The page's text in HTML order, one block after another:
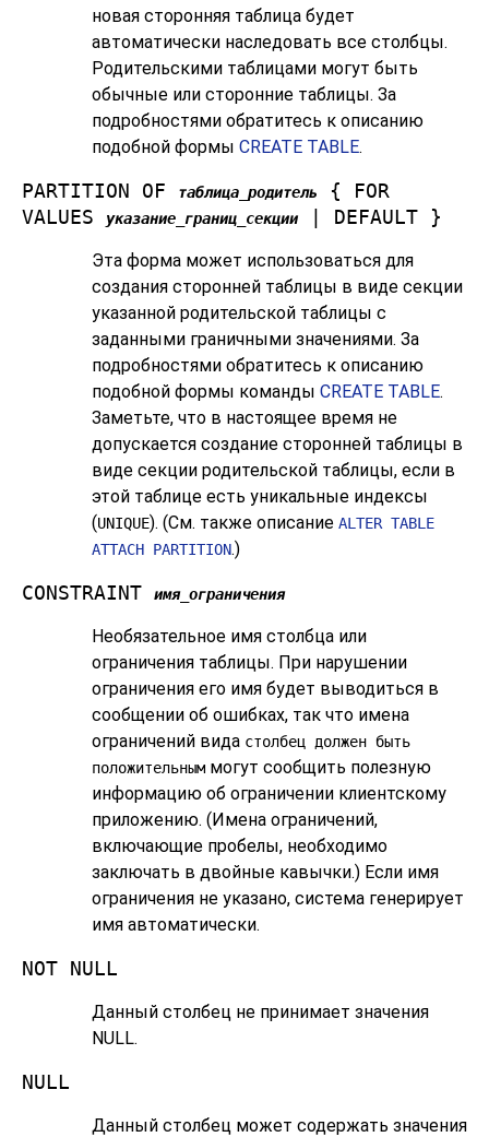
новая сторонняя таблица будет
автоматически наследовать все столбцы.
Родительскими таблицами могут быть
обычные или сторонние таблицы. За
подробностями обратитесь к описанию
подобной формы CREATE TABLE.
PARTITION OF таблица_родитель
{ FOR
VALUES
указание_границ_секции | DEFAULT }
Эта форма может использоваться для
создания сторонней таблицы в виде секции
указанной родительской таблицы с
заданными граничными значениями. За
подробностями обратитесь к описанию
подобной формы команды CREATE TABLE.
Заметьте, что в настоящее время не
допускается создание сторонней таблицы в
виде секции родительской таблицы, если в
этой таблице есть уникальные индексы
(UNIQUE). (См. также описание ALTER TABLE
ATTACH PARTITION.)
CONSTRAINT имя_ограничения
Необязательное имя столбца или
ограничения таблицы. При нарушении
ограничения его имя будет выводиться в
сообщении об ошибках, так что имена
ограничений вида столбец должен быть
положительным могут сообщить полезную
информацию об ограничении клиентскому
приложению. (Имена ограничений,
включающие пробелы, необходимо
заключать в двойные кавычки.) Если имя
ограничения не указано, система генерирует
имя автоматически.
NOT NULL
Данный столбец не принимает значения
NULL.
NULL
Данный столбец может содержать значения